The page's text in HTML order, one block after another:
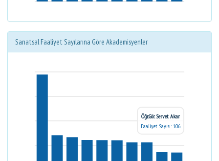
Sanatsal Faaliyet Sayılarına Göre Akademisyenler
Öğr.Gör. Servet Akar
Faaliyet Sayısı: 106